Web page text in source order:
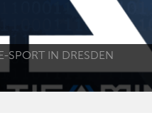
SPORT IN DRESDEN